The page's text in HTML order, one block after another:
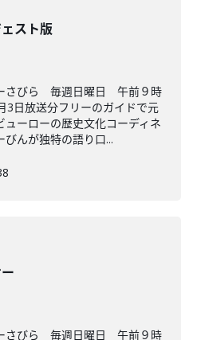
スト版
さびら 毎週日曜日 午前９時
日放送分フリーのガイドで元
ーローの歴史文化コーディネ
んが独特の語り口...
さびら 毎週日曜日 午前９時